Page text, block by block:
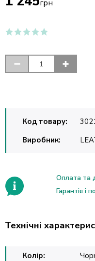
грн
Код товару:
Виробник:
Оплата та
Гарантія і
Технічні
Колір: